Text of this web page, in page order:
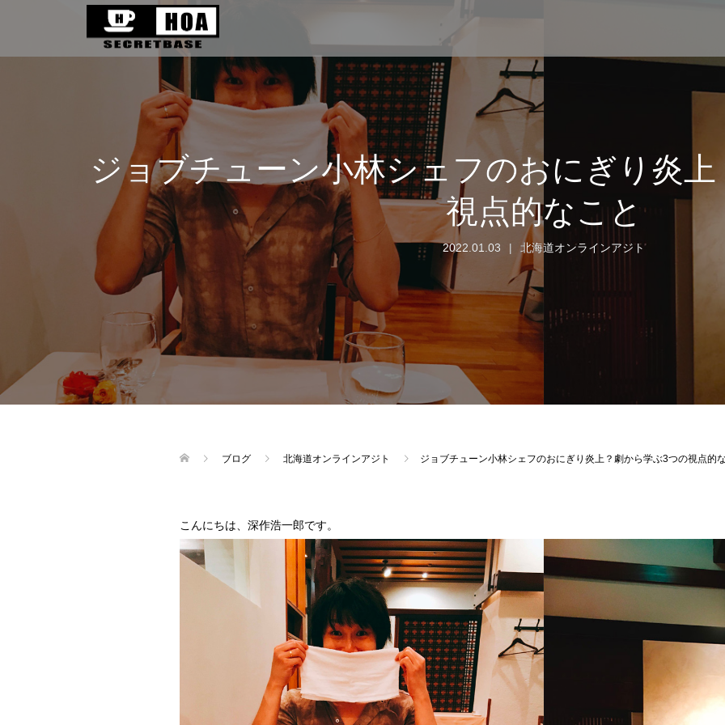
ジョブチューン小林シェフのおにぎり炎
視点的なこと
2022.01.03 北海道オンラインアジト
ブログ 北海道オンラインアジト ジョブチューン小林シェフのおにぎり炎上？劇から学ぶ3つの視点的
こんにちは、深作浩一郎です。